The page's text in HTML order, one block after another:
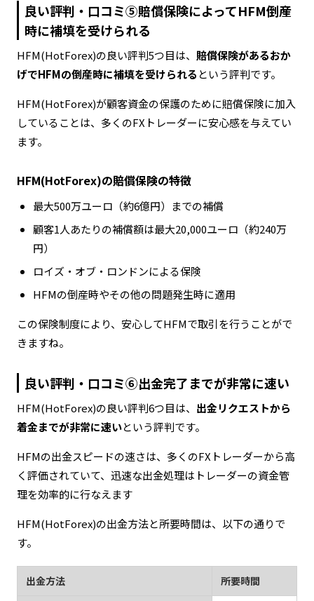
良い評判・口コミ⑤賠償保険によってHFM倒産
時に補填を受けられる
HFM(HotForex)の良い評判5つ目は、 賠償保険があるおか
げでHFMの倒産時に補填を受けられる という評判です。
HFM(HotForex)が顧客資金の保護のために賠償保険に加入
していることは、多くのFXトレーダーに安心感を与えてい
ます。
HFM(HotForex)の賠償保険の特徴
最大500万ユーロ（約6億円）までの補償
顧客1人あたりの補償額は最大20,000ユーロ（約240万
円）
ロイズ・オブ・ロンドンによる保険
HFMの倒産時やその他の問題発生時に適用
この保険制度により、安心してHFMで取引を行うことがで
きますね。
良い評判・口コミ⑥出金完了までが非常に速い
HFM(HotForex)の良い評判6つ目は、 出金リクエストから
着金までが非常に速いという評判です。
HFMの出金スピードの速さは、多くのFXトレーダーから高
く評価されていて、迅速な出金処理はトレーダーの資金管
理を効率的に行なえます
HFM(HotForex)の出金方法と所要時間は、以下の通りで
す。
出金方法 所要時間